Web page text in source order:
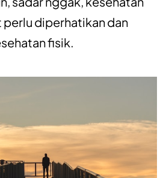
perlu diperhatikan dan
fisik.